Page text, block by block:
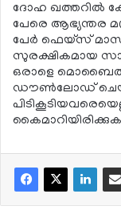
ദോഹ ഖത്തറില്‍
പേരെ ആഭ്യന്തര
പേര്‍ ഫെയ്‌സ്
സുരക്ഷികമായ
ഒരാളെ
ഡൗണ്‍ലോഡ്